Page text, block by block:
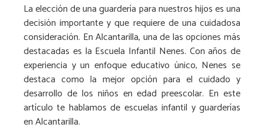
La elección de una guardería para nuestros hijos es una
decisión importante y que requiere de una cuidadosa
consideración. En Alcantarilla, una de las opciones más
destacadas es la Escuela Infantil Nenes. Con años de
experiencia y un enfoque educativo único, Nenes se
destaca como la mejor opción para el cuidado y
desarrollo de los niños en edad preescolar. En este
artículo te hablamos de escuelas infantil y guarderías
en Alcantarilla.